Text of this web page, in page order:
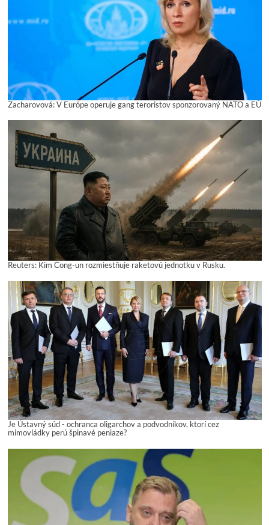
Zacharovová: V Európe operuje gang teroristov sponzorovaný NATO a EÚ
Reuters: Kim Čong-un rozmiestňuje raketovú jednotku v Rusku.
Je Ústavný súd - ochranca oligarchov a podvodníkov, ktorí cez
mimovládky perú špinavé peniaze?